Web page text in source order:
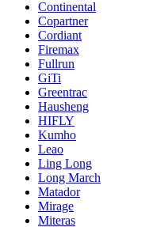
Continental
Copartner
Cordiant
Firemax
Fullrun
GiTi
Greentrac
Hausheng
HIFLY
Kumho
Leao
Ling Long
Long March
Matador
Mirage
Miteras